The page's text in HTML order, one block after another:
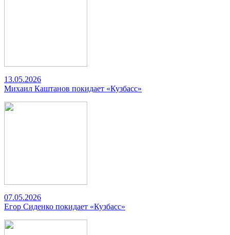
13.05.2026
Михаил Каштанов покидает «Кузбасс»
07.05.2026
Егор Сиденко покидает «Кузбасс»